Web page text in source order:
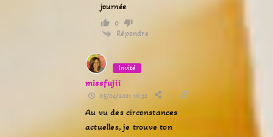
journée
0
Répondre
Invité
missfujii
05/04/2021 16:32
Au vu des circonstances
actuelles, je trouve ton